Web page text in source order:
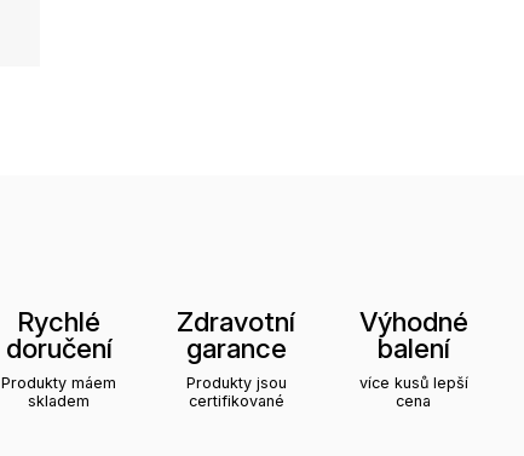
Rychlé
doručení
Produkty máem
skladem
Zdravotní
garance
Produkty jsou
certifikované
Výhodné
balení
více kusů lepší
cena